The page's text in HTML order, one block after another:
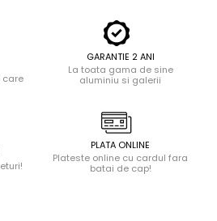
care
GARANTIE 2 ANI
La toata gama de sine
aluminiu si galerii
PLATA ONLINE
Plateste online cu cardul fara
batai de cap!